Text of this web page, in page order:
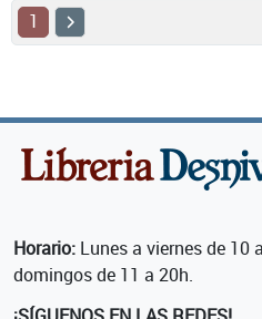
1
Horario: Lunes a viernes de 10
domingos de 11 a 20h.